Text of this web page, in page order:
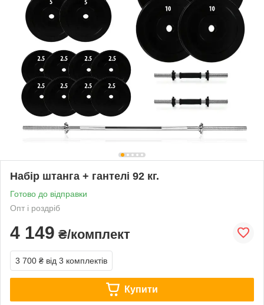
Набір штанга + гантелі 92 кг.
Готово до відправки
Опт і роздріб
4 149 ₴/комплект
3 700 ₴ від 3 комплектів
Купити